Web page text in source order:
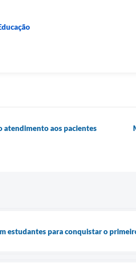
atendimento aos pacientes
estudantes para conquistar o